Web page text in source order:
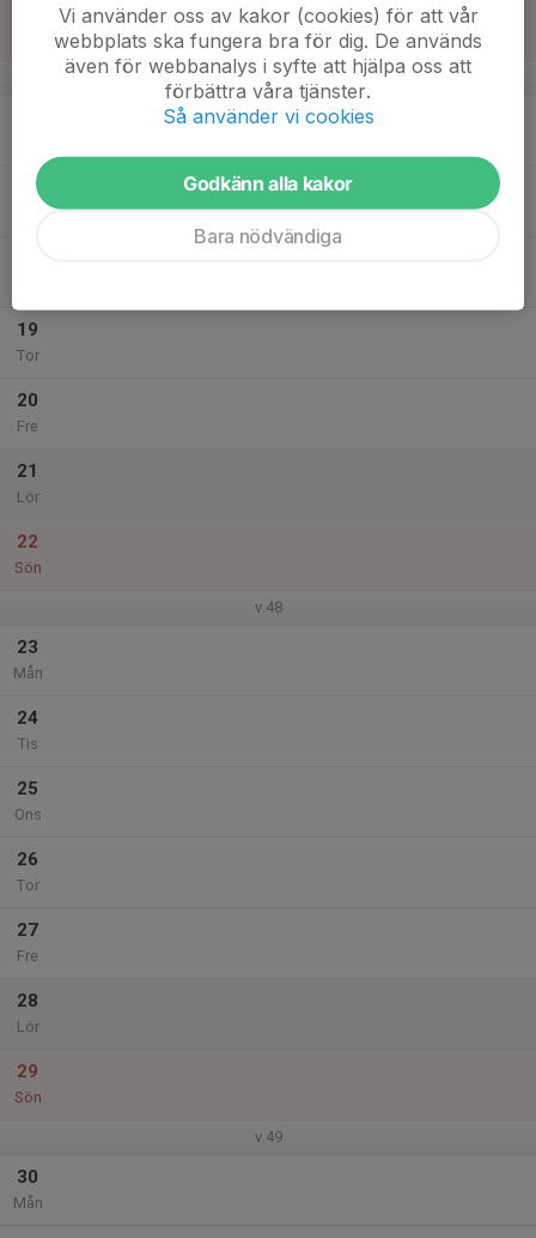
v.47
17
19
Tor
20
Fre
21
Lör
22
Sön
v.48
23
Mån
24
Tis
25
Ons
26
Tor
27
Fre
28
Lör
29
Sön
v.49
30
Mån
Vi använder oss av kakor (cookies) för att vår
webbplats ska fungera bra för dig. De används
även för webbanalys i syfte att hjälpa oss att
förbättra våra tjänster.
Så använder vi cookies
Godkänn alla kakor
Bara nödvändiga